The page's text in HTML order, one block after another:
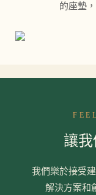
的座墊
讓
我們樂於接受
解決方案和